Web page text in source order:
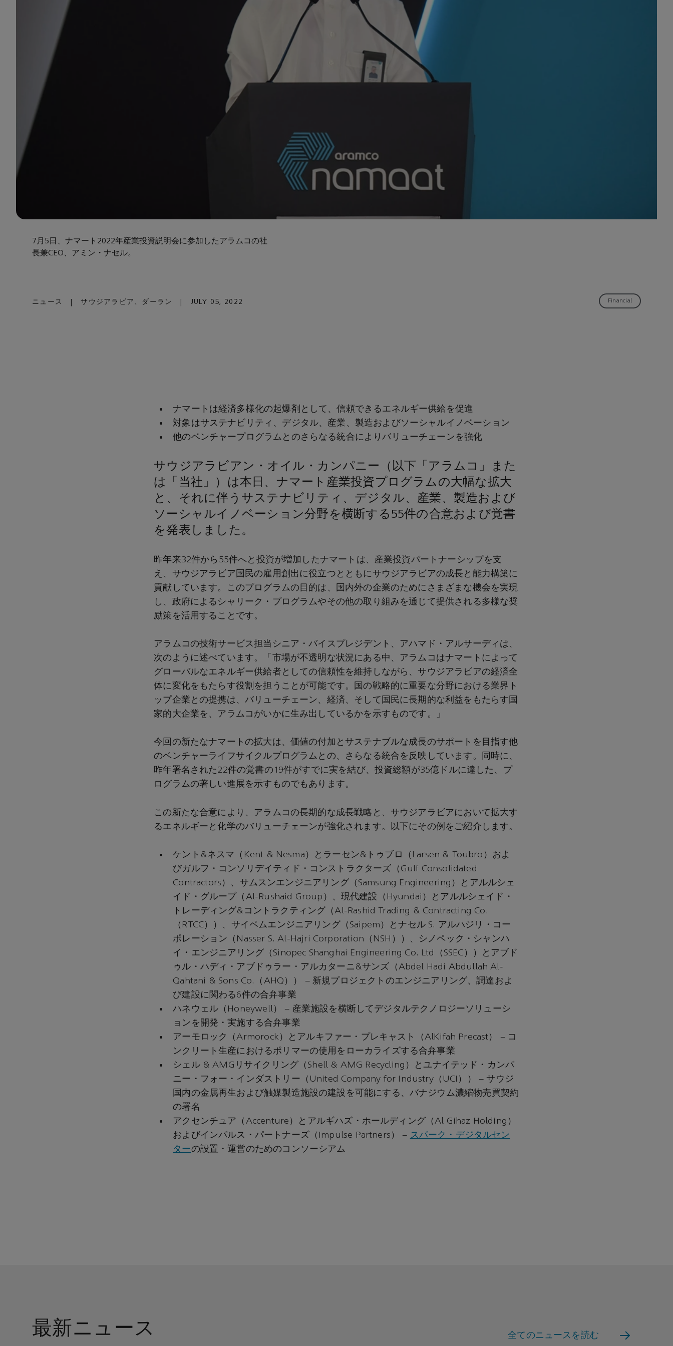
7月5日、ナマート2022年産業投資説明会に参加したアラムコの社
長兼CEO、アミン・ナセル。
ニュース サウジアラビア、ダーラン JULY 05, 2022 Financial
ナマートは経済多様化の起爆剤として、信頼できるエネルギー供給を促進
対象はサステナビリティ、デジタル、産業、製造およびソーシャルイノベーション
他のベンチャープログラムとのさらなる統合によりバリューチェーンを強化
サウジアラビアン・オイル・カンパニー（以下「アラムコ」また
は「当社」）は本日、ナマート産業投資プログラムの大幅な拡大
と、それに伴うサステナビリティ、デジタル、産業、製造および
ソーシャルイノベーション分野を横断する55件の合意および覚書
を発表しました。
昨年来32件から55件へと投資が増加したナマートは、産業投資パートナーシップを支
え、サウジアラビア国民の雇用創出に役立つとともにサウジアラビアの成長と能力構築に
貢献しています。このプログラムの目的は、国内外の企業のためにさまざまな機会を実現
し、政府によるシャリーク・プログラムやその他の取り組みを通じて提供される多様な奨
励策を活用することです。
アラムコの技術サービス担当シニア・バイスプレジデント、アハマド・アルサーディは、
次のように述べています。「市場が不透明な状況にある中、アラムコはナマートによって
グローバルなエネルギー供給者としての信頼性を維持しながら、サウジアラビアの経済全
体に変化をもたらす役割を担うことが可能です。国の戦略的に重要な分野における業界ト
ップ企業との提携は、バリューチェーン、経済、そして国民に長期的な利益をもたらす国
家的大企業を、アラムコがいかに生み出しているかを示すものです。」
今回の新たなナマートの拡大は、価値の付加とサステナブルな成長のサポートを目指す他
のベンチャーライフサイクルプログラムとの、さらなる統合を反映しています。同時に、
昨年署名された22件の覚書の19件がすでに実を結び、投資総額が35億ドルに達した、プ
ログラムの著しい進展を示すものでもあります。
この新たな合意により、アラムコの長期的な成長戦略と、サウジアラビアにおいて拡大す
るエネルギーと化学のバリューチェーンが強化されます。以下にその例をご紹介します。
ケント&ネスマ（Kent & Nesma）とラーセン&トゥブロ（Larsen & Toubro）およ
びガルフ・コンソリデイティド・コンストラクターズ（Gulf Consolidated
Contractors）、サムスンエンジニアリング（Samsung Engineering）とアルルシェ
イド・グループ（Al-Rushaid Group）、現代建設（Hyundai）とアルルシェイド・
トレーディング&コントラクティング（Al-Rashid Trading & Contracting Co.
（RTCC））、サイペムエンジニアリング（Saipem）とナセル S. アルハジリ・コー
ポレーション（Nasser S. Al-Hajri Corporation（NSH））、シノペック・シャンハ
イ・エンジニアリング（Sinopec Shanghai Engineering Co. Ltd（SSEC））とアブド
ゥル・ハディ・アブドゥラー・アルカターニ&サンズ（Abdel Hadi Abdullah Al-
Qahtani & Sons Co.（AHQ）） – 新規プロジェクトのエンジニアリング、調達およ
び建設に関わる6件の合弁事業
ハネウェル（Honeywell） – 産業施設を横断してデジタルテクノロジーソリューシ
ョンを開発・実施する合弁事業
アーモロック（Armorock）とアルキファー・プレキャスト（AlKifah Precast） – コ
ンクリート生産におけるポリマーの使用をローカライズする合弁事業
シェル & AMGリサイクリング（Shell & AMG Recycling）とユナイテッド・カンパ
ニー・フォー・インダストリー（United Company for Industry（UCI）） – サウジ
国内の金属再生および触媒製造施設の建設を可能にする、バナジウム濃縮物売買契約
の署名
アクセンチュア（Accenture）とアルギハズ・ホールディング（Al Gihaz Holding）
およびインパルス・パートナーズ（Impulse Partners） – スパーク・デジタルセン
ターの設置・運営のためのコンソーシアム
最新ニュース 全てのニュースを読む